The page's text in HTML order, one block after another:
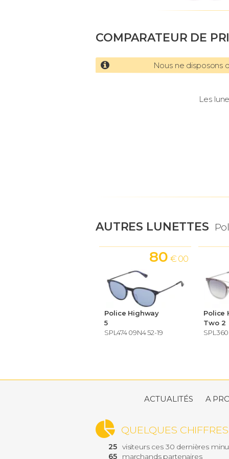
COMPARATEUR DE
Nous ne disposons
Les
AUTRES LUNETTES
Police Highway
5
SPL474 09N4 52-19
80 € 00
Police
Two 2
ACTUALITÉS A
QUELQUES CHIFFRES
25 visiteurs ces 30 dernières
65
marchands partenaires